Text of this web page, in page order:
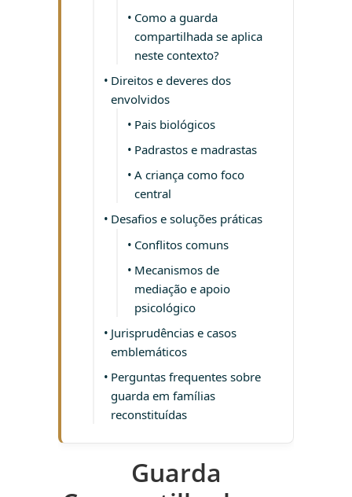
Como a guarda
compartilhada se aplica
neste contexto?
Direitos e deveres dos
envolvidos
Pais biológicos
Padrastos e madrastas
A criança como foco
central
Desafios e soluções práticas
Conflitos comuns
Mecanismos de
mediação e apoio
psicológico
Jurisprudências e casos
emblemáticos
Perguntas frequentes sobre
guarda em famílias
reconstituídas
Guarda